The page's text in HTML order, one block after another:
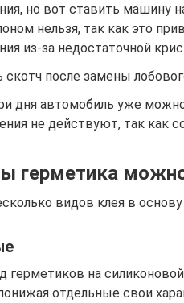
но вот ставить машину
нельзя, так как это
из-за недостаточной
скотч после замены
дня автомобиль уже
не действуют, так как
герметика
видов клея в
герметиков на
отдельные свои